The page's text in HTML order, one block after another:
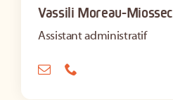
Vassili Moreau-Miossec
Assistant administratif